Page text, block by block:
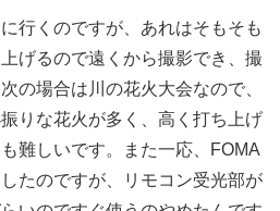
行くのですが、あれはそもそも
げるので遠くから撮影でき、撮
の場合は川の花火大会なので、
りな花火が多く、高く打ち上げ
難しいです。また一応、FOMA
たのですが、リモコン受光部が